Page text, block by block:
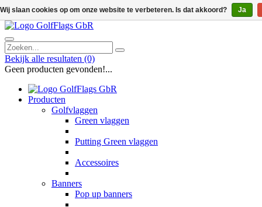
Bekijk alle resultaten (0)
Geen producten gevonden!...
Producten
Golfvlaggen
Green vlaggen
Putting Green vlaggen
Accessoires
Banners
Pop up banners
Wij slaan cookies op om onze website te verbeteren. Is dat akkoord? Ja